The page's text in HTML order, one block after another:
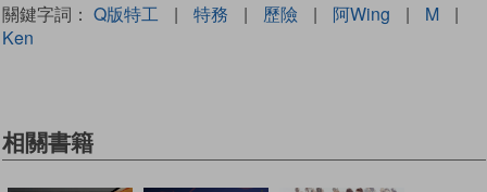
關鍵字詞： Q版特工 | 特務 | 歷險 | 阿Wing | M
|
Ken
相關書籍